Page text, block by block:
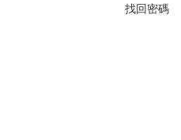
找回密碼